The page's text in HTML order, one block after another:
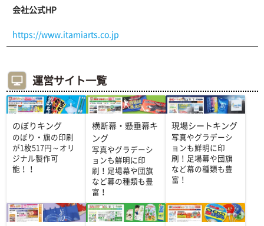
会社公式HP
https://www.itamiarts.co.jp
運営サイト一覧
のぼりキング
のぼり・旗の印刷
が1枚517円～オリ
ジナル製作可
能！！
横断幕・懸垂幕キ
ング
写真やグラデーシ
ョンも鮮明に印
刷！足場幕や団旗
など幕の種類も豊
富！
現場シートキング
写真やグラデーシ
ョンも鮮明に印
刷！足場幕や団旗
など幕の種類も豊
富！